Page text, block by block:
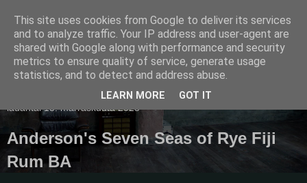
Pullollinen
lauantai 15. marraskuuta 2025
Anderson's Seven Seas of Rye Fiji
Rum BA
This site uses cookies from Google to deliver its services
and to analyze traffic. Your IP address and user-agent are
shared with Google along with performance and security
metrics to ensure quality of service, generate usage
statistics, and to detect and address abuse.
LEARN MORE GOT IT